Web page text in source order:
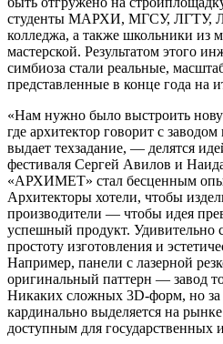
студенты МАРХИ, МГСУ, ЛГТУ,
колледжа, а также школьники из
мастерской. Результатом этого
симбиоза стали реальные,
представленные в конце года на
«Нам нужно было выстроить
где архитектор говорит с
выдает техзадание, — делятся
фестиваля Сергей Авилов и
«АРХИМЕТ» стал бесценным
Архитекторы хотели, чтобы
производители — чтобы идея
успешный продукт. Удивительно
простоту изготовления и
Например, панели с лазерной
оригинальный паттерн — завод
Никаких сложных 3D-форм, но за
кардинально выделяется на
доступным для государственных